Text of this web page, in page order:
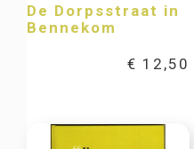
De Dorpsstraat in
Bennekom
€ 12,50